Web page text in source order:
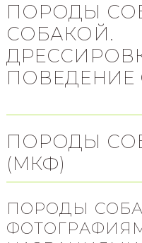
ПОРОДЫ
СОБАКОЙ.
ПОВЕДЕНИЕ
ПОРОДЫ
(МКФ)
ПОРОДЫ